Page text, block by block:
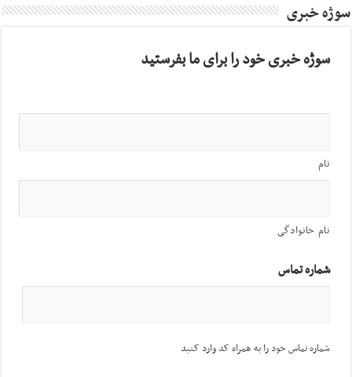
سوژه خبری
سوژه خبری خود را برای ما بفرستید
نام
نام خانوادگی
شماره تماس
شماره تماس خود را به همراه کد وارد کنید